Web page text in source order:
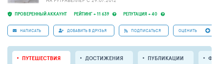
ПРОВЕРЕННЫЙ АККАУНТ РЕЙТИНГ + 11 639 РЕПУТАЦИЯ + 40
НАПИСАТЬ ДОБАВИТЬ В ДРУЗЬЯ ПОДПИСАТЬСЯ ОЦЕНИТЬ
ПУТЕШЕСТВИЯ ДОСТИЖЕНИЯ ПУБЛИКАЦИИ